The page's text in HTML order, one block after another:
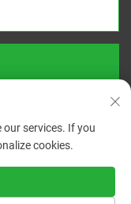
ามเป็นส่วนตัว
our services. If you
cookies.